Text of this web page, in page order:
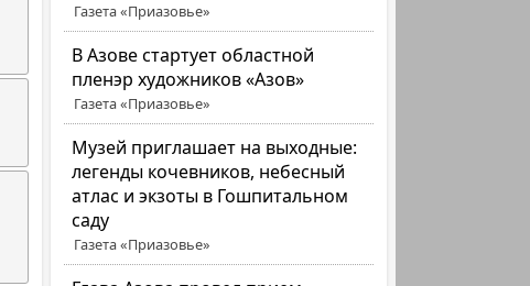
Газета «Приазовье»
В Азове стартует областной
пленэр художников «Азов»
Газета «Приазовье»
Музей приглашает на выходные:
легенды кочевников, небесный
атлас и экзоты в Гошпитальном
саду
Газета «Приазовье»